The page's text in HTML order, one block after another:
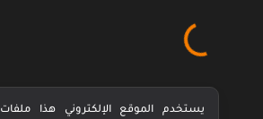
يستخدم الموقع الإلكتروني هذا ملفات